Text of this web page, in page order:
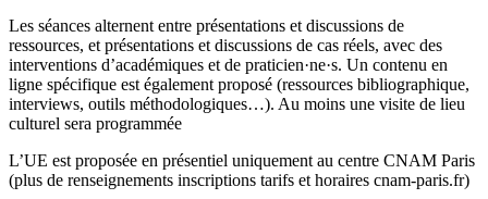
Les séances alternent entre présentations et discussions de
ressources, et présentations et discussions de cas réels, avec des
interventions d’académiques et de praticien·ne·s. Un contenu en
ligne spécifique est également proposé (ressources bibliographique,
interviews, outils méthodologiques…). Au moins une visite de lieu
culturel sera programmée
L’UE est proposée en présentiel uniquement au centre CNAM Paris
(plus de renseignements inscriptions tarifs et horaires cnam-paris.fr)